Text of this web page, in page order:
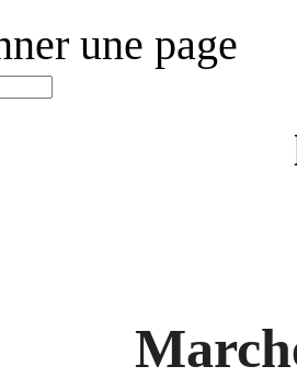
une page